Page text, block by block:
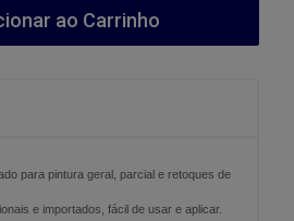
ao Carrinho
para pintura geral, parcial e retoques de
e importados, fácil de usar e aplicar.